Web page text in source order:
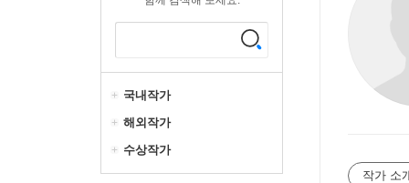
국내작가
해외작가
수상작가
작가 소